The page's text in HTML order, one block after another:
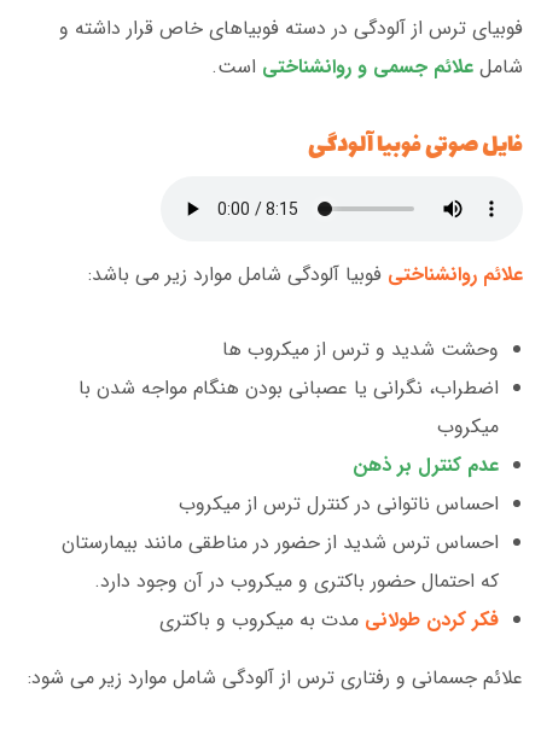
فوبیای ترس از آلودگی در دسته فوبیاهای خاص قرار داشته و
شامل علائم جسمی و روانشناختی است.
فایل صوتی فوبیا آلودگی
علائم روانشناختی فوبیا آلودگی شامل موارد زیر می باشد:
وحشت شدید و ترس از میکروب ها
اضطراب، نگرانی یا عصبانی بودن هنگام مواجه شدن با
میکروب
عدم کنترل بر ذهن
احساس ناتوانی در کنترل ترس از میکروب
احساس ترس شدید از حضور در مناطقی مانند بیمارستان
که احتمال حضور باکتری و میکروب در آن وجود دارد.
فکر کردن طولانی مدت به میکروب و باکتری
علائم جسمانی و رفتاری ترس از آلودگی شامل موارد زیر می شود: